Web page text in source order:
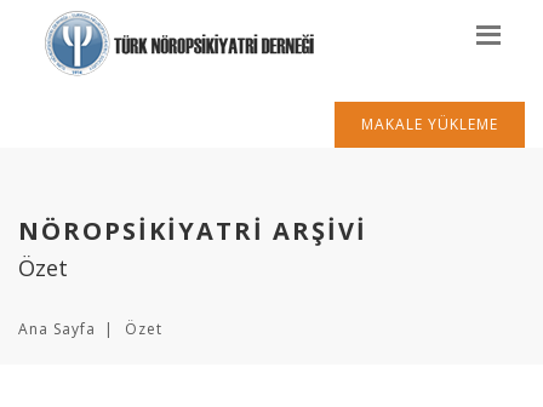
MAKALE YÜKLEME
NÖROPSİKİYATRİ ARŞİVİ
Özet
Ana Sayfa Özet